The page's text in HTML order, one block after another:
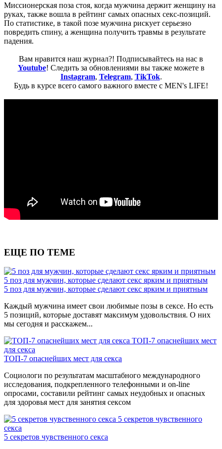
Миссионерская поза стоя, когда мужчина держит женщину на
руках, также вошла в рейтинг самых опасных секс-позиций.
По статистике, в такой позе мужчина рискует серьезно
повредить спину, а женщина получить травмы в результате
падения.
Вам нравится наш журнал?! Подписывайтесь на нас в
Youtube! Следить за обновлениями вы также можете в
Instagram, Telegram, TikTok.
Будь в курсе всего самого важного вместе с MEN's LIFE!
ЕЩЕ ПО ТЕМЕ
5 поз для мужчин, которые сделают секс ярким и приятным
5 поз для мужчин, которые сделают секс ярким и приятным
Каждый мужчина имеет свои любимые позы в сексе. Но есть
5 позиций, которые доставят максимум удовольствия. О них
мы сегодня и расскажем...
ТОП-7 опаснейших мест
для секса
ТОП-7 опаснейших мест для секса
Социологи по результатам масштабного международного
исследования, подкрепленного телефонными и on-line
опросами, составили рейтинг самых неудобных и опасных
для здоровья мест для занятия сексом
5 секретов чувственного
секса
5 секретов чувственного секса